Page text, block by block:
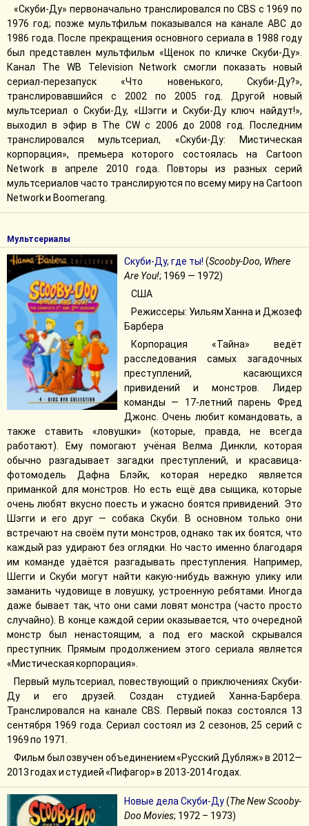
«Скуби-Ду» первоначально транслировался по CBS с 1969 по
1976 год; позже мультфильм показывался на канале ABC до
1986 года. После прекращения основного сериала в 1988 году
был представлен мультфильм «Щенок по кличке Скуби-Ду».
Канал The WB Television Network смогли показать новый
сериал-перезапуск «Что новенького, Скуби-Ду?»,
транслировавшийся с 2002 по 2005 год. Другой новый
мультсериал о Скуби-Ду, «Шэгги и Скуби-Ду ключ найдут!»,
выходил в эфир в The CW с 2006 до 2008 год. Последним
транслировался мультсериал, «Скуби-Ду: Мистическая
корпорация», премьера которого состоялась на Cartoon
Network в апреле 2010 года. Повторы из разных серий
мультсериалов часто транслируются по всему миру на Cartoon
Network и Boomerang.
Мультсериалы
Скуби-Ду, где ты! (Scooby-Doo, Where
Are You!; 1969 — 1972)
США
Режиссеры: Уильям Ханна и Джозеф
Барбера
Корпорация «Тайна» ведёт
расследования самых загадочных
преступлений, касающихся
привидений и монстров. Лидер
команды — 17-летний парень Фред
Джонс. Очень любит командовать, а
также ставить «ловушки» (которые, правда, не всегда
работают). Ему помогают учёная Велма Динкли, которая
обычно разгадывает загадки преступлений, и красавица-
фотомодель Дафна Блэйк, которая нередко является
приманкой для монстров. Но есть ещё два сыщика, которые
очень любят вкусно поесть и ужасно боятся привидений. Это
Шэгги и его друг — собака Скуби. В основном только они
встречают на своём пути монстров, однако так их боятся, что
каждый раз удирают без оглядки. Но часто именно благодаря
им команде удаётся разгадывать преступления. Например,
Шегги и Скуби могут найти какую-нибудь важную улику или
заманить чудовище в ловушку, устроенную ребятами. Иногда
даже бывает так, что они сами ловят монстра (часто просто
случайно). В конце каждой серии оказывается, что очередной
монстр был ненастоящим, а под его маской скрывался
преступник. Прямым продолжением этого сериала является
«Мистическая корпорация».
Первый мультсериал, повествующий о приключениях Скуби-
Ду и его друзей. Создан студией Ханна-Барбера.
Транслировался на канале CBS. Первый показ состоялся 13
сентября 1969 года. Сериал состоял из 2 сезонов, 25 серий с
1969 по 1971.
Фильм был озвучен объединением «Русский Дубляж» в 2012—
2013 годах и студией «Пифагор» в 2013-2014 годах.
Новые дела Скуби-Ду(The New Scooby-
Doo Movies; 1972 – 1973)